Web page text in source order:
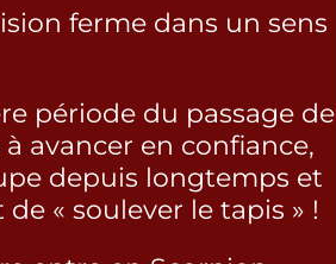
ferme dans un sens
période du passage de
avancer en confiance,
depuis longtemps et
« soulever le tapis » !